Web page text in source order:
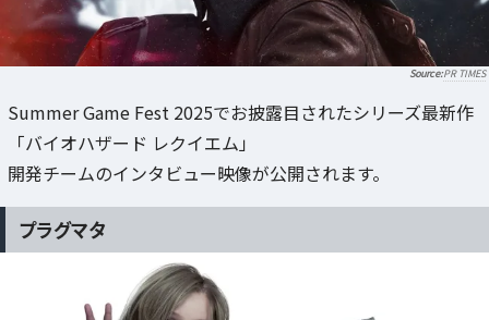
PR TIMES
Summer Game Fest 2025でお披露目されたシリーズ最新作
「バイオハザード レクイエム」
開発チームのインタビュー映像が公開されます。
プラグマタ